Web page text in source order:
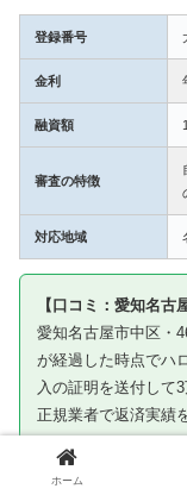
登録番号
金利
融資額
審査の特徴
対応地域
【口コミ：愛知名古
愛知名古屋市中区・
が経過した時点でハ
入の証明を送付して
正規業者で返済実績
ホーム